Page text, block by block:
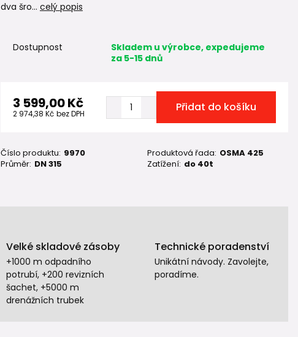
dva šro... celý popis
Dostupnost
Skladem u výrobce, expedujeme
za 5-15 dnů
3 599,00 Kč
2 974,38 Kč bez DPH Přidat do košíku
Číslo produktu: 9970 Produktová řada: OSMA 425
Průměr: DN 315 Zatížení: do 40t
Velké skladové zásoby
+1000 m odpadního
potrubí, +200 revizních
šachet, +5000 m
drenážních trubek
Technické poradenství
Unikátní návody. Zavolejte,
poradíme.